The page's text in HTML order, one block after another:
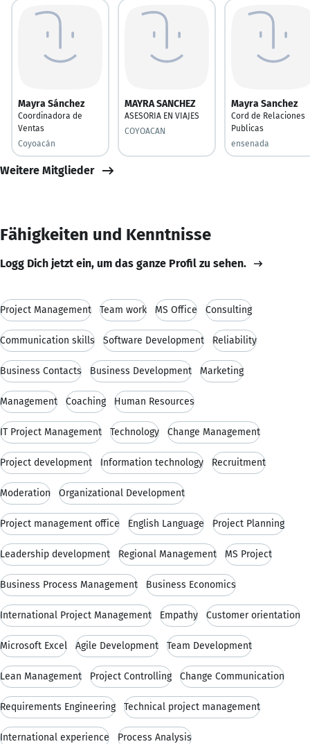
Mayra Sánchez
Coordinadora de
Ventas
Coyoacán
MAYRA SANCHEZ
ASESORIA EN VIAJES
COYOACAN
Mayra Sanchez
Cord de Relaciones
Publicas
ensenada
Weitere Mitglieder
Fähigkeiten und Kenntnisse
Logg Dich jetzt ein, um das ganze Profil zu sehen.
Project Management Team work MS Office Consulting
Communication skills Software Development Reliability
Business Contacts Business Development Marketing
Management Coaching Human Resources
IT Project Management Technology Change Management
Project development Information technology Recruitment
Moderation Organizational Development
Project management office English Language Project Planning
Leadership development Regional Management MS Project
Business Process Management Business Economics
International Project Management Empathy Customer orientation
Microsoft Excel Agile Development Team Development
Lean Management Project Controlling Change Communication
Requirements Engineering Technical project management
International experience Process Analysis